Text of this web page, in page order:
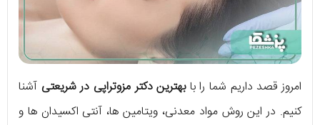
امروز قصد داریم شما را بابهترین دکتر مزوتراپی در شریعتی آشنا
کنیم. در این روش مواد معدنی، ویتامین ها، آنتی اکسیدان ها و